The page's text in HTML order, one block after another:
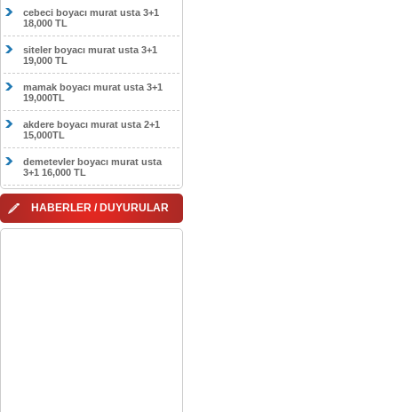
cebeci boyacı murat usta 3+1
18,000 TL
siteler boyacı murat usta 3+1
19,000 TL
mamak boyacı murat usta 3+1
19,000TL
akdere boyacı murat usta 2+1
15,000TL
demetevler boyacı murat usta
3+1 16,000 TL
HABERLER / DUYURULAR